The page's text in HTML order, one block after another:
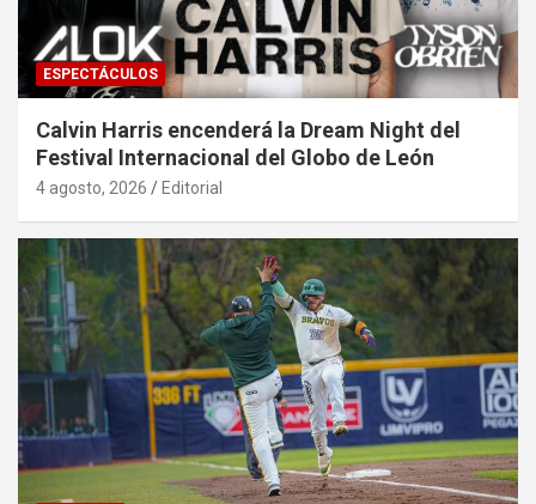
ESPECTÁCULOS
Calvin Harris encenderá la Dream Night del
Festival Internacional del Globo de León
4 agosto, 2026 Editorial